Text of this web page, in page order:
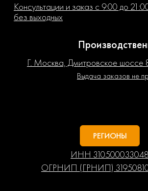
Консультации и заказ с 9:00 до
без выходных
Г. Москва, Дмитровское шоссе
Выдача заказов не
РЕГИОНЫ
ИНН 310500033048
ОГРНИП (ГРНИП)